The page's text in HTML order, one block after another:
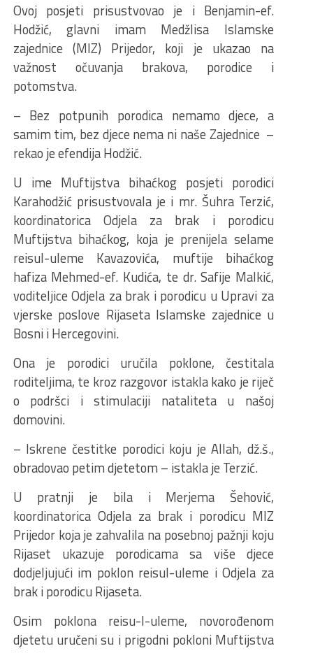
Ovoj posjeti prisustvovao je i Benjamin-ef.
Hodžić, glavni imam Medžlisa Islamske
zajednice (MIZ) Prijedor, koji je ukazao na
važnost očuvanja brakova, porodice i
potomstva.
– Bez potpunih porodica nemamo djece, a
samim tim, bez djece nema ni naše Zajednice –
rekao je efendija Hodžić.
U ime Muftijstva bihaćkog posjeti porodici
Karahodžić prisustvovala je i mr. Šuhra Terzić,
koordinatorica Odjela za brak i porodicu
Muftijstva bihaćkog, koja je prenijela selame
reisul-uleme Kavazovića, muftije bihaćkog
hafiza Mehmed-ef. Kudića, te dr. Safije Malkić,
voditeljice Odjela za brak i porodicu u Upravi za
vjerske poslove Rijaseta Islamske zajednice u
Bosni i Hercegovini.
Ona je porodici uručila poklone, čestitala
roditeljima, te kroz razgovor istakla kako je riječ
o podršci i stimulaciji nataliteta u našoj
domovini.
– Iskrene čestitke porodici koju je Allah, dž.š.,
obradovao petim djetetom – istakla je Terzić.
U pratnji je bila i Merjema Šehović,
koordinatorica Odjela za brak i porodicu MIZ
Prijedor koja je zahvalila na posebnoj pažnji koju
Rijaset ukazuje porodicama sa više djece
dodjeljujući im poklon reisul-uleme i Odjela za
brak i porodicu Rijaseta.
Osim poklona reisu-l-uleme, novorođenom
djetetu uručeni su i prigodni pokloni Muftijstva